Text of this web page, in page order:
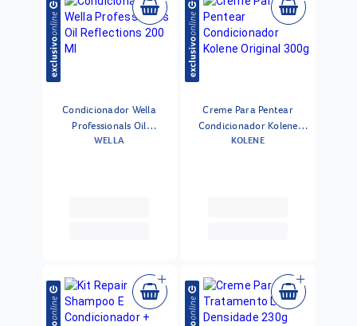
Condicionador Wella
Professionals Oil
Reflections 200 Ml
WELLA
Creme Para Pentear
Condicionador Kolene
Original 300g
KOLENE